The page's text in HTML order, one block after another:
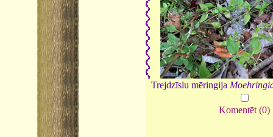
Trejdzīslu mēringija
Komentēt (0)